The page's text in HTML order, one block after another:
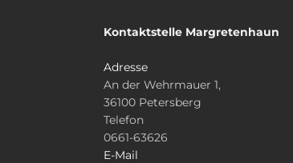
Kontaktstelle Margretenhaun
Adresse
An der Wehrmauer 1,
36100 Petersberg
Telefon
0661-63626
E-Mail